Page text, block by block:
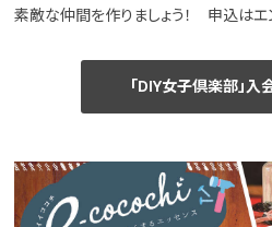
素敵な仲間を作りましょう！ 申込はエ
「DIY女子倶楽部」入